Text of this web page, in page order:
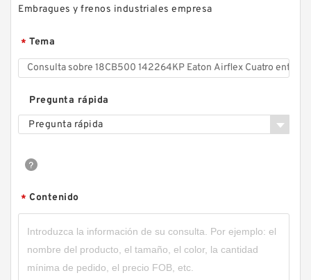
26CB525 142268KP Eaton Airflex Cuatro
45CB525 142081KP Eaton Airflex Cuatro
entradas Embragues y frenos
Embragues y frenos industriales empresa
* Tema
Pregunta rápida
Pregunta rápida
* Contenido